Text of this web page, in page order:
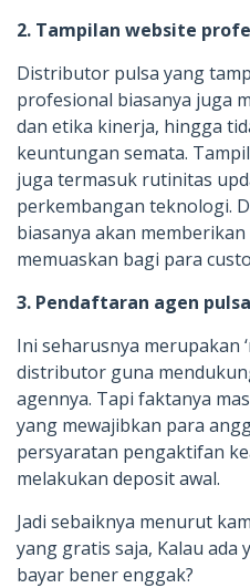
2. Tampilan website
Distributor pulsa yang
profesional biasanya juga
dan etika kinerja, hingga
keuntungan semata.
juga termasuk rutinitas
perkembangan teknologi.
biasanya akan
memuaskan bagi para
3. Pendaftaran agen
Ini seharusnya merupakan
distributor guna
agennya. Tapi faktanya
yang mewajibkan para
persyaratan pengaktifan
melakukan deposit awal.
Jadi sebaiknya menurut
yang gratis saja, Kalau
bayar bener enggak?